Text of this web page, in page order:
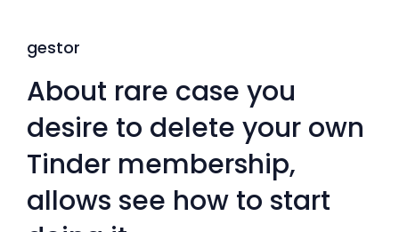
gestor
About rare case you
desire to delete your own
Tinder membership,
allows see how to start